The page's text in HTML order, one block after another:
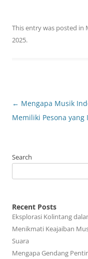
This entry was posted in
2025.
Post
navigation
← Mengapa Musik
Memiliki Pesona yang
Search
Recent Posts
Eksplorasi Kolintang
Menikmati Keajaiban
Suara
Mengapa Gendang